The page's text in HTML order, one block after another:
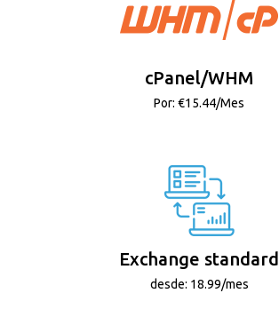
cPanel/WHM
Por: €15.44/Mes
Exchange standard
desde: 18.99/mes